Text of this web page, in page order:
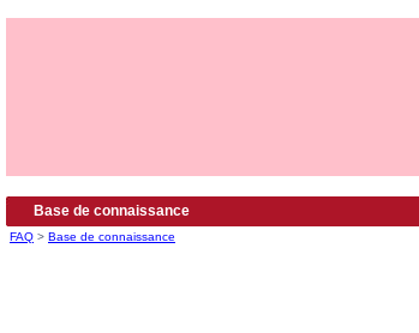
Base de connaissance
FAQ > Base de connaissance